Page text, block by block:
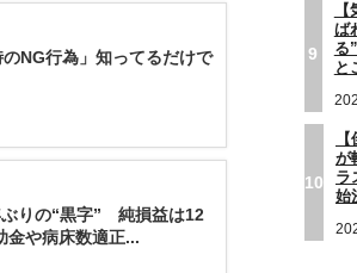
のNG行為」知ってるだけで
りの“黒字” 純損益は12
や病床数適正...
9
ば
る
と
10
が
ラ
始